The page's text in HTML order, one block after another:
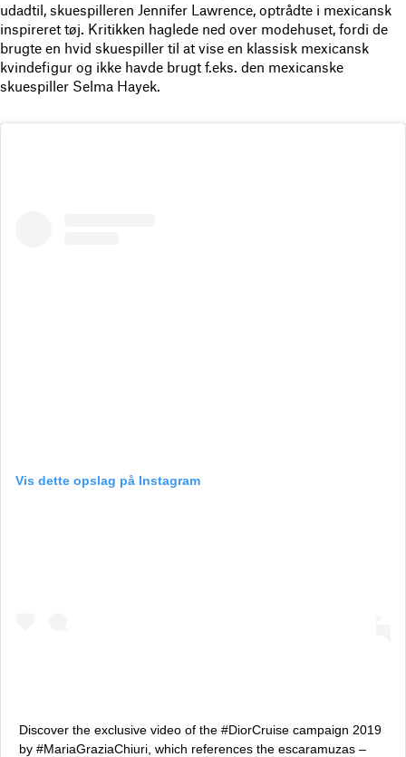
udadtil, skuespilleren Jennifer Lawrence, optrådte i mexicansk
inspireret tøj. Kritikken haglede ned over modehuset, fordi de
brugte en hvid skuespiller til at vise en klassisk mexicansk
kvindefigur og ikke havde brugt f.eks. den mexicanske
skuespiller Selma Hayek.
Vis dette opslag på Instagram
Discover the exclusive video of the #DiorCruise campaign 2019
by #MariaGraziaChiuri, which references the escaramuzas –